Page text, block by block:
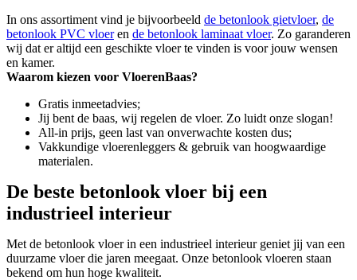
In ons assortiment vind je bijvoorbeeld de betonlook gietvloer, de
betonlook PVC vloeren de betonlook laminaat vloer. Zo garanderen
wij dat er altijd een geschikte vloer te vinden is voor jouw wensen
en kamer.
Waarom kiezen voor VloerenBaas?
Gratis inmeetadvies;
Jij bent de baas, wij regelen de vloer. Zo luidt onze slogan!
All-in prijs, geen last van onverwachte kosten dus;
Vakkundige vloerenleggers & gebruik van hoogwaardige
materialen.
De beste betonlook vloer bij een
industrieel interieur
Met de betonlook vloer in een industrieel interieur geniet jij van een
duurzame vloer die jaren meegaat. Onze betonlook vloeren staan
bekend om hun hoge kwaliteit.